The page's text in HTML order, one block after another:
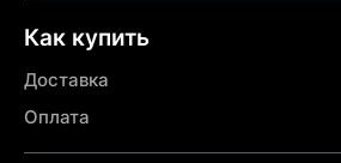
Как купить
Доставка
Оплата